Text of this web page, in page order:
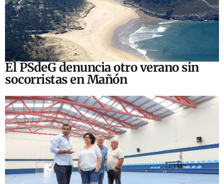
El PSdeG denuncia otro verano sin
socorristas en Mañón